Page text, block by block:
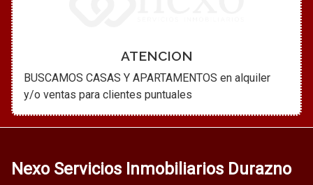
ATENCION
BUSCAMOS CASAS Y APARTAMENTOS en alquiler
y/o ventas para clientes puntuales
Nexo Servicios Inmobiliarios Durazno